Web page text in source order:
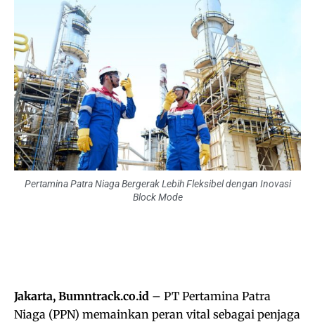
Pertamina Patra Niaga Bergerak Lebih Fleksibel dengan Inovasi
Block Mode
Jakarta, Bumntrack.co.id – PT Pertamina Patra
Niaga (PPN) memainkan peran vital sebagai penjaga